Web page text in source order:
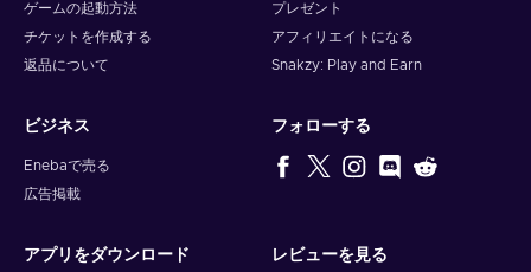
ゲームの起動方法
チケットを作成する
返品について
プレゼント
アフィリエイトになる
Snakzy: Play and Earn
ビジネス
Enebaで売る
広告掲載
フォローする
アプリをダウンロード レビューを見る